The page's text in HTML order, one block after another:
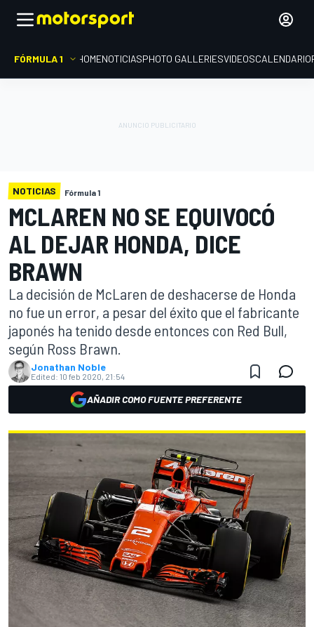
FÓRMULA 1 HOMENOTICIASPHOTO GALLERIESVIDEOSCALENDARIO
NOTICIAS Fórmula 1
MCLAREN NO SE EQUIVOCÓ
AL DEJAR HONDA, DICE
BRAWN
La decisión de McLaren de deshacerse de Honda
no fue un error, a pesar del éxito que el fabricante
japonés ha tenido desde entonces con Red Bull,
según Ross Brawn.
Jonathan Noble
Edited: 10 feb 2020, 21:54
AÑADIR COMO FUENTE PREFERENTE